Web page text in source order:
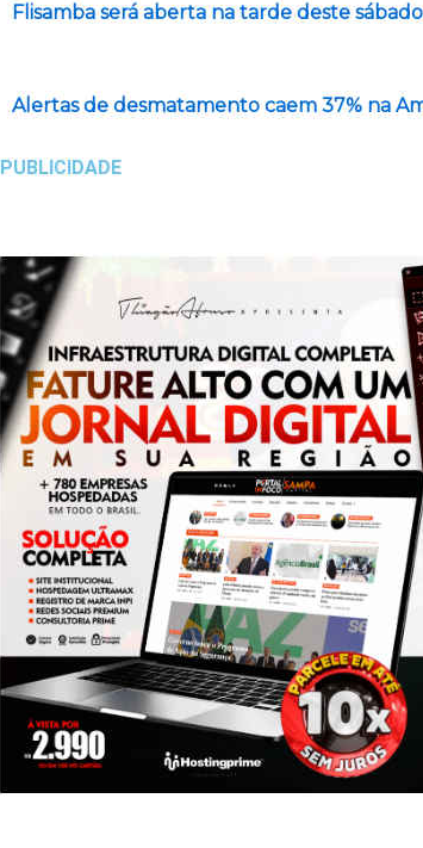
Flisamba será aberta na tarde deste
Alertas de desmatamento caem 37% na
PUBLICIDADE